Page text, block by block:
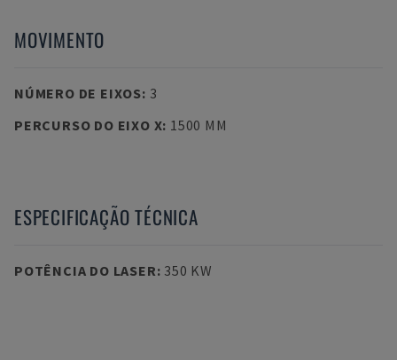
MOVIMENTO
NÚMERO DE EIXOS: 3
PERCURSO DO EIXO X: 1500 MM
ESPECIFICAÇÃO TÉCNICA
POTÊNCIA DO LASER: 350 KW